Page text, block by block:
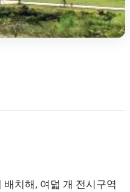
치해, 여덟 개 전시구역